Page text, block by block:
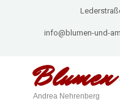
info@blumen-und-
Andrea Nehrenberg